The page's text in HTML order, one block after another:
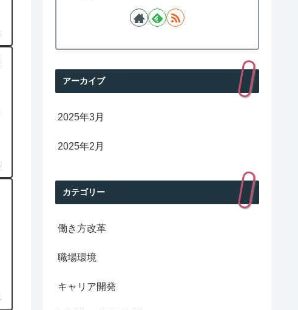
アーカイブ
2025年3月
2025年2月
カテゴリー
働き方改革
職場環境
キャリア開発